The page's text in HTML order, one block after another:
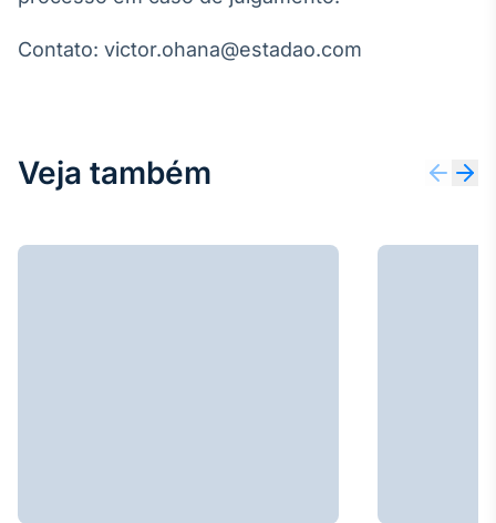
Broadcast
Contato: victor.ohana@estadao.com
Veja também